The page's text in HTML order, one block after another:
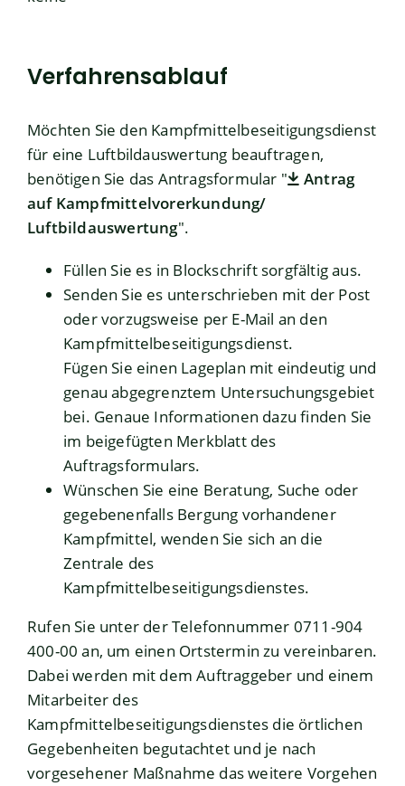
Verfahrensablauf
Möchten Sie den Kampfmittelbeseitigungsdienst
für eine Luftbildauswertung beauftragen,
benötigen Sie das Antragsformular "
Antrag
auf Kampfmittelvorerkundung/
Luftbildauswertung".
Füllen Sie es in Blockschrift sorgfältig aus.
Senden Sie es unterschrieben mit der Post
oder vorzugsweise per E-Mail an den
Kampfmittelbeseitigungsdienst.
Fügen Sie einen Lageplan mit eindeutig und
genau abgegrenztem Untersuchungsgebiet
bei. Genaue Informationen dazu finden Sie
im beigefügten Merkblatt des
Auftragsformulars.
Wünschen Sie eine Beratung, Suche oder
gegebenenfalls Bergung vorhandener
Kampfmittel, wenden Sie sich an die
Zentrale des
Kampfmittelbeseitigungsdienstes.
Rufen Sie unter der Telefonnummer 0711-904
400-00 an, um einen Ortstermin zu vereinbaren.
Dabei werden mit dem Auftraggeber und einem
Mitarbeiter des
Kampfmittelbeseitigungsdienstes die örtlichen
Gegebenheiten begutachtet und je nach
vorgesehener Maßnahme das weitere Vorgehen